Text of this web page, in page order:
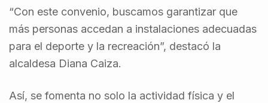
“Con este convenio, buscamos garantizar que
más personas accedan a instalaciones adecuadas
para el deporte y la recreación”, destacó la
alcaldesa Diana Caiza.
Así, se fomenta no solo la actividad física y el